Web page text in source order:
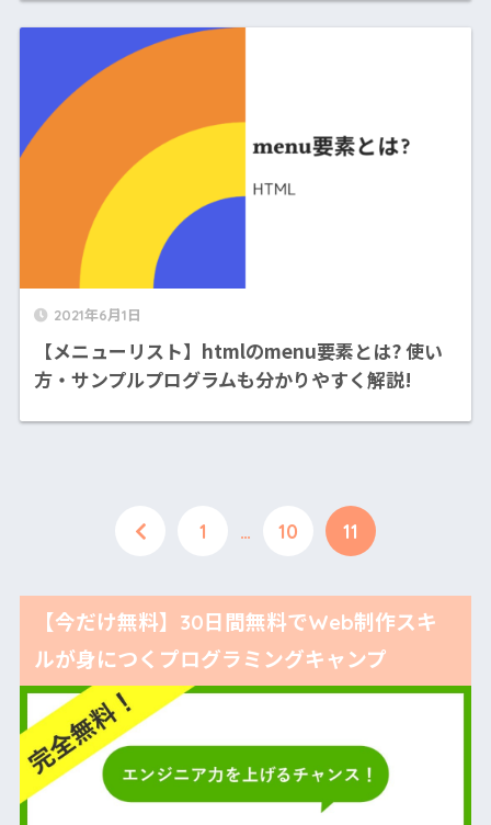
2021年6月1日
【メニューリスト】htmlのmenu要素とは? 使い
方・サンプルプログラムも分かりやすく解説!
1 … 10 11
【今だけ無料】30日間無料でWeb制作スキ
ルが身につくプログラミングキャンプ